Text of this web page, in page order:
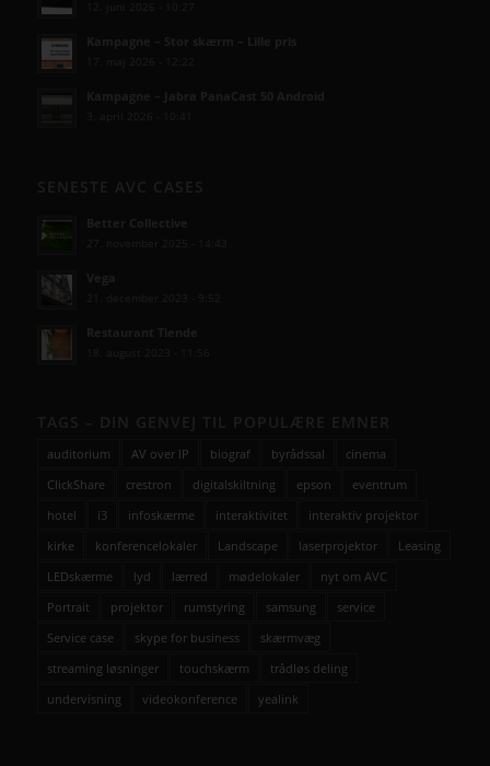
auditorium AV over IP biograf byrådssal
cinema
ClickShare
crestron digitalskiltning epson
eventrum
hotel
i3 infoskærme interaktivitet
interaktiv projektor
kirke
konferencelokaler Landscape laserprojektor
Leasing
LEDskærme
lyd lærred mødelokaler
nyt om AVC
Portrait
projektor rumstyring samsung
service
Service case
skype for business
skærmvæg
streaming løsninger
touchskærm
trådløs deling
undervisning
videokonference yealink